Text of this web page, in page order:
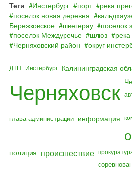
Теги
Инстербург порт река
поселок новая деревня
Бережковское
швегерау поселок
поселок Междуречье
шлюз
Черняховский район
округ
ДТП Инстербург Калининградская
Черняховск
глава администрации информация
полиция происшествие